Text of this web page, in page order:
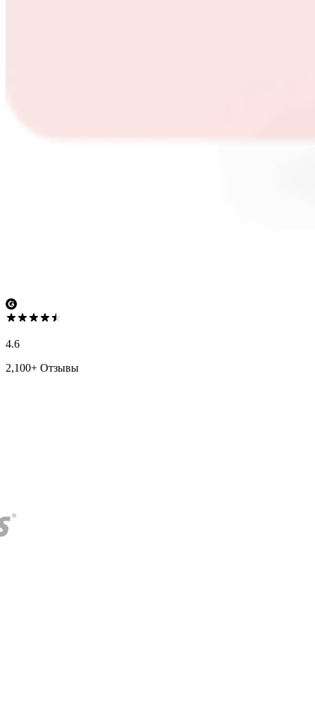
4.6
2,100+ Отзывы